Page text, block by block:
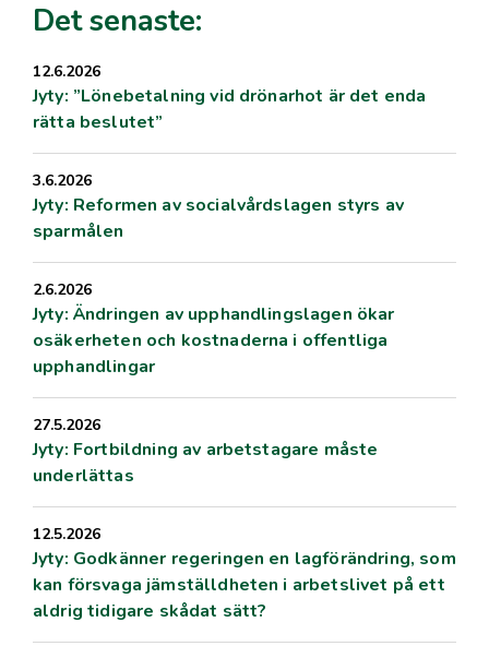
Det senaste:
12.6.2026
Jyty: ”Lönebetalning vid drönarhot är det enda
rätta beslutet”
3.6.2026
Jyty: Reformen av socialvårdslagen styrs av
sparmålen
2.6.2026
Jyty: Ändringen av upphandlingslagen ökar
osäkerheten och kostnaderna i offentliga
upphandlingar
27.5.2026
Jyty: Fortbildning av arbetstagare måste
underlättas
12.5.2026
Jyty: Godkänner regeringen en lagförändring, som
kan försvaga jämställdheten i arbetslivet på ett
aldrig tidigare skådat sätt?